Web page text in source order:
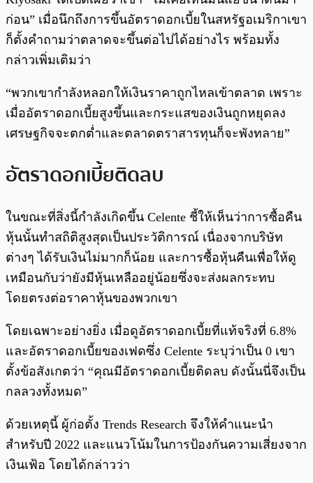
ก่อน” เมื่อนึกถึงการขึ้นอัตราดอกเบี้ยในสหรัฐอเมริกาเขา
ก็ตั้งคำถามว่าตลาดจะขึ้นต่อไปได้อย่างไร พร้อมทั้ง
กล่าวเพิ่มเติมว่า
“พวกเขากำลังหลอกให้เงินราคาถูกไหลเข้าตลาด เพราะ
เมื่ออัตราดอกเบี้ยสูงขึ้นและกระแสของเงินถูกหยุดลง
เศรษฐกิจจะตกต่ำและตลาดตราสารทุนก็จะพังทลาย”
อัตราดอกเบี้ยติดลบ
ในขณะที่สิ่งนี้กำลังเกิดขึ้น Celente ชี้ให้เห็นว่าการซื้อคืน
หุ้นนั้นทำสถิติสูงสุดเป็นประวัติการณ์ เนื่องจากบริษัท
ต่างๆ ได้รับเงินไม่มากก็น้อย และการซื้อหุ้นคืนเพื่อให้ดู
เหมือนกับว่ายังมีหุ้นเหลืออยู่น้อยซึ่งจะส่งผลกระทบ
โดยตรงต่อราคาหุ้นของพวกเขา
โดยเฉพาะอย่างยิ่ง เมื่อดูอัตราดอกเบี้ยที่แท้จริงที่ 6.8%
และอัตราดอกเบี้ยของเฟดซึ่ง Celente ระบุว่าเป็น 0 เขา
ตั้งข้อสังเกตว่า “คุณมีอัตราดอกเบี้ยติดลบ ดังนั้นนี่จึงเป็น
กลลวงทั้งหมด”
ด้วยเหตุนี้ ผู้ก่อตั้ง Trends Research จึงให้คำแนะนำ
สำหรับปี 2022 และแนวโน้มในการป้องกันความเสี่ยงจาก
เงินเฟ้อ โดยได้กล่าวว่า